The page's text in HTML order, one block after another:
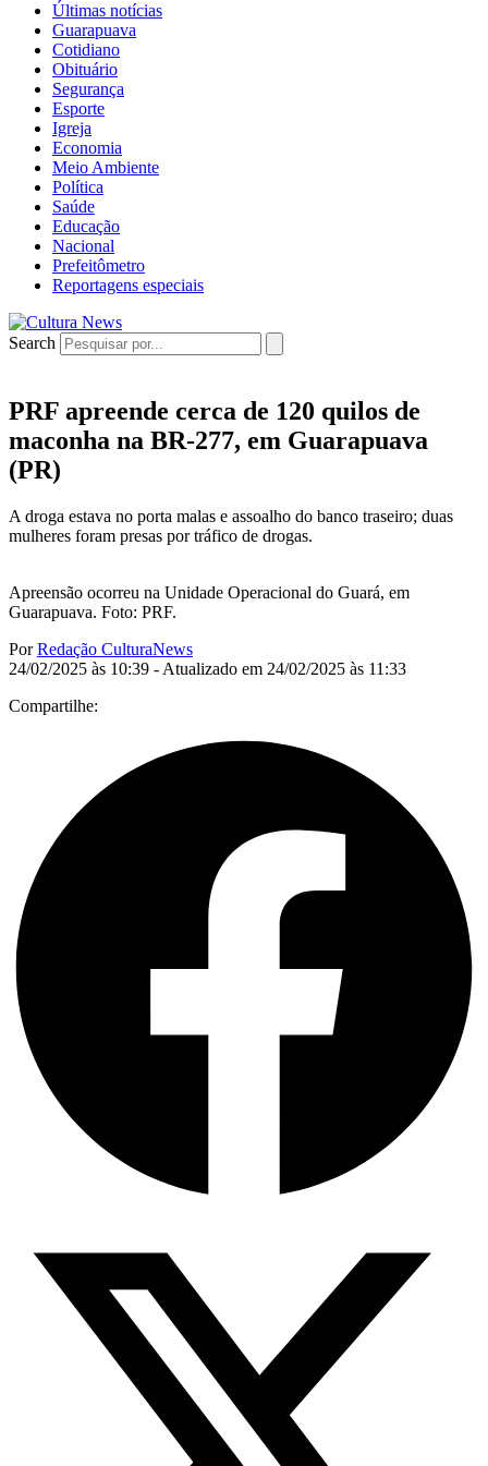
Últimas notícias
Guarapuava
Cotidiano
Obituário
Segurança
Esporte
Igreja
Economia
Meio Ambiente
Política
Saúde
Educação
Nacional
Prefeitômetro
Reportagens especiais
Search
PRF apreende cerca de 120 quilos de
maconha na BR-277, em Guarapuava
(PR)
A droga estava no porta malas e assoalho do banco traseiro; duas
mulheres foram presas por tráfico de drogas.
Apreensão ocorreu na Unidade Operacional do Guará, em
Guarapuava. Foto: PRF.
PorRedação CulturaNews
24/02/2025 às 10:39 - Atualizado em 24/02/2025 às 11:33
Compartilhe: